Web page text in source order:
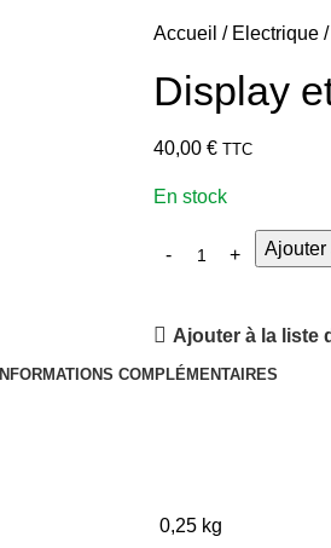
Accueil Electrique
Display
40,00 € TTC
En stock
Ajouter
Ajouter à la liste
INFORMATIONS COMPLÉMENTAIRES
0,25 kg